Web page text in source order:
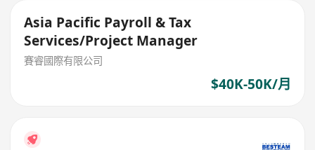
Asia Pacific Payroll & Tax
Services/Project Manager
賽睿國際有限公司
$40K-50K/月